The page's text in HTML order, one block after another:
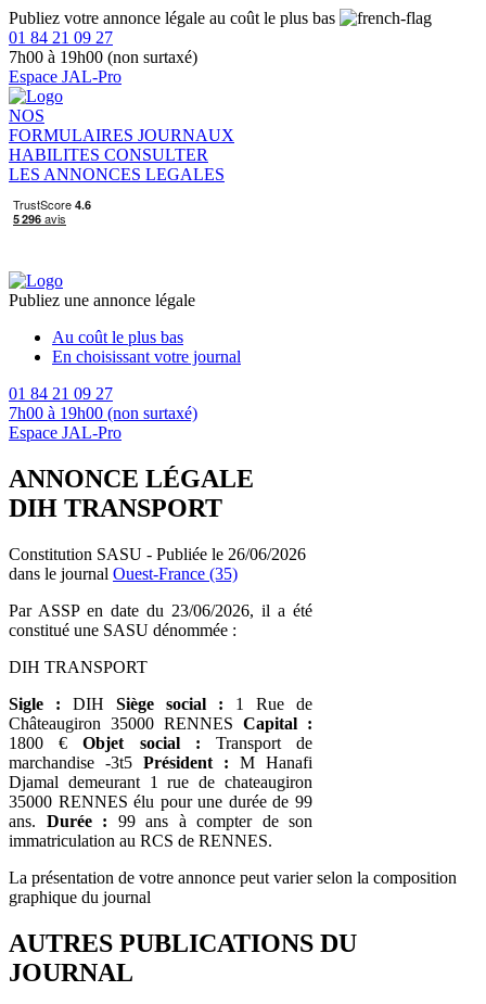
Publiez votre annonce légale au coût le plus bas
01 84 21 09 27
7h00 à 19h00 (non surtaxé)
Espace JAL-Pro
NOS
FORMULAIRES JOURNAUX
HABILITES CONSULTER
LES ANNONCES LEGALES
Publiez une annonce légale
Au coût le plus bas
En choisissant votre journal
01 84 21 09 27
7h00 à 19h00 (non surtaxé)
Espace JAL-Pro
ANNONCE LÉGALE
DIH TRANSPORT
Constitution SASU - Publiée le 26/06/2026
dans le journal Ouest-France (35)
Par ASSP en date du 23/06/2026, il a été
constitué une SASU dénommée :
DIH TRANSPORT
Sigle : DIH Siège social : 1 Rue de
Châteaugiron 35000 RENNES Capital :
1800 €Objet social : Transport de
marchandise -3t5 Président : M Hanafi
Djamal demeurant 1 rue de chateaugiron
35000 RENNES élu pour une durée de 99
ans. Durée : 99 ans à compter de son
immatriculation au RCS de RENNES.
La présentation de votre annonce peut varier selon la composition
graphique du journal
AUTRES PUBLICATIONS DU
JOURNAL